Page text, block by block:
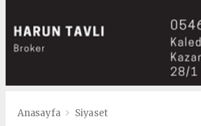
Anasayfa Siyaset